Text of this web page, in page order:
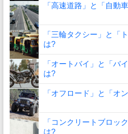
「高速道路」と「自動
「三輪タクシー」と「
は?
「オートバイ」と「バ
は?
「オフロード」と「オ
「コンクリートブロッ
は?